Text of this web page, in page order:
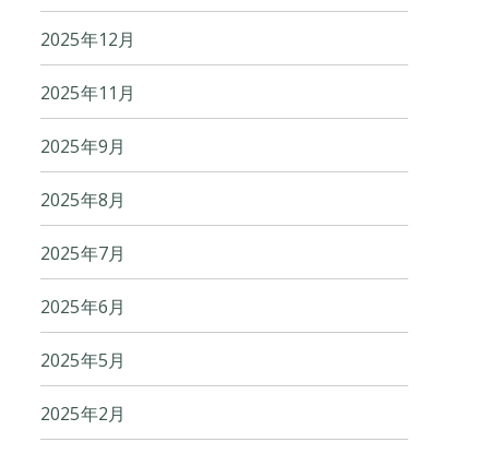
2025年12月
2025年11月
2025年9月
2025年8月
2025年7月
2025年6月
2025年5月
2025年2月